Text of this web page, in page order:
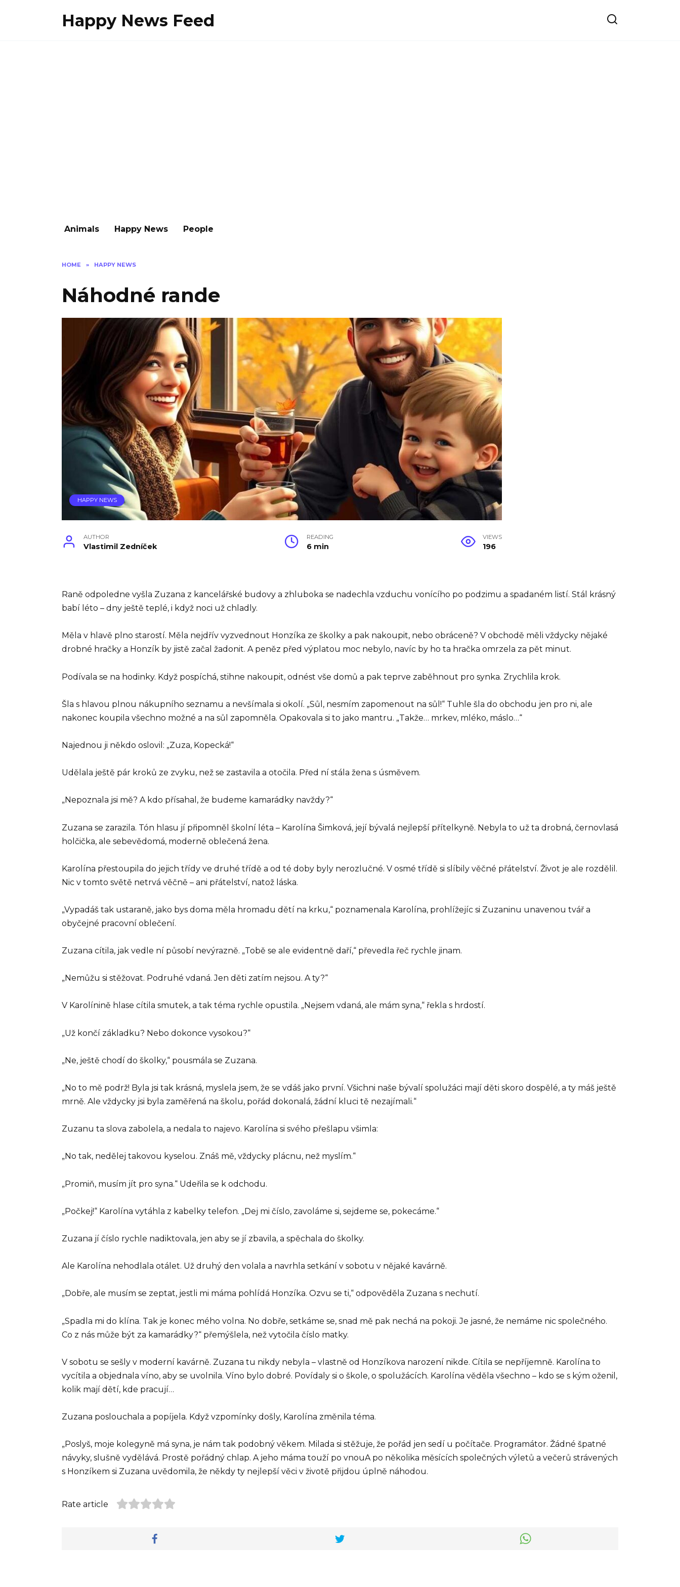
Happy News Feed
Animals Happy News People
HOME » HAPPY NEWS
Náhodné rande
HAPPY NEWS
AUTHOR
Vlastimil Zedníček
READING
6 min
VIEWS
196
Raně odpoledne vyšla Zuzana z kancelářské budovy a zhluboka se nadechla vzduchu vonícího po podzimu a spadaném listí. Stál krásný
babí léto – dny ještě teplé, i když noci už chladly.
Měla v hlavě plno starostí. Měla nejdřív vyzvednout Honzíka ze školky a pak nakoupit, nebo obráceně? V obchodě měli vždycky nějaké
drobné hračky a Honzík by jistě začal žadonit. A peněz před výplatou moc nebylo, navíc by ho ta hračka omrzela za pět minut.
Podívala se na hodinky. Když pospíchá, stihne nakoupit, odnést vše domů a pak teprve zaběhnout pro synka. Zrychlila krok.
Šla s hlavou plnou nákupního seznamu a nevšímala si okolí. „Sůl, nesmím zapomenout na sůl!“ Tuhle šla do obchodu jen pro ni, ale
nakonec koupila všechno možné a na sůl zapomněla. Opakovala si to jako mantru. „Takže… mrkev, mléko, máslo…“
Najednou ji někdo oslovil: „Zuza, Kopecká!“
Udělala ještě pár kroků ze zvyku, než se zastavila a otočila. Před ní stála žena s úsměvem.
„Nepoznala jsi mě? A kdo přísahal, že budeme kamarádky navždy?“
Zuzana se zarazila. Tón hlasu jí připomněl školní léta – Karolína Šimková, její bývalá nejlepší přítelkyně. Nebyla to už ta drobná, černovlasá
holčička, ale sebevědomá, moderně oblečená žena.
Karolína přestoupila do jejich třídy ve druhé třídě a od té doby byly nerozlučné. V osmé třídě si slíbily věčné přátelství. Život je ale rozdělil.
Nic v tomto světě netrvá věčně – ani přátelství, natož láska.
„Vypadáš tak ustaraně, jako bys doma měla hromadu dětí na krku,“ poznamenala Karolína, prohlížejíc si Zuzaninu unavenou tvář a
obyčejné pracovní oblečení.
Zuzana cítila, jak vedle ní působí nevýrazně. „Tobě se ale evidentně daří,“ převedla řeč rychle jinam.
„Nemůžu si stěžovat. Podruhé vdaná. Jen děti zatím nejsou. A ty?“
V Karolínině hlase cítila smutek, a tak téma rychle opustila. „Nejsem vdaná, ale mám syna,“ řekla s hrdostí.
„Už končí základku? Nebo dokonce vysokou?“
„Ne, ještě chodí do školky,“ pousmála se Zuzana.
„No to mě podrž! Byla jsi tak krásná, myslela jsem, že se vdáš jako první. Všichni naše bývalí spolužáci mají děti skoro dospělé, a ty máš ještě
mrně. Ale vždycky jsi byla zaměřená na školu, pořád dokonalá, žádní kluci tě nezajímali.“
Zuzanu ta slova zabolela, a nedala to najevo. Karolína si svého přešlapu všimla:
„No tak, nedělej takovou kyselou. Znáš mě, vždycky plácnu, než myslím.“
„Promiň, musím jít pro syna.“ Udeřila se k odchodu.
„Počkej!“ Karolína vytáhla z kabelky telefon. „Dej mi číslo, zavoláme si, sejdeme se, pokecáme.“
Zuzana jí číslo rychle nadiktovala, jen aby se jí zbavila, a spěchala do školky.
Ale Karolína nehodlala otálet. Už druhý den volala a navrhla setkání v sobotu v nějaké kavárně.
„Dobře, ale musím se zeptat, jestli mi máma pohlídá Honzíka. Ozvu se ti,“ odpověděla Zuzana s nechutí.
„Spadla mi do klína. Tak je konec mého volna. No dobře, setkáme se, snad mě pak nechá na pokoji. Je jasné, že nemáme nic společného.
Co z nás může být za kamarádky?“ přemýšlela, než vytočila číslo matky.
V sobotu se sešly v moderní kavárně. Zuzana tu nikdy nebyla – vlastně od Honzíkova narození nikde. Cítila se nepříjemně. Karolína to
vycítila a objednala víno, aby se uvolnila. Víno bylo dobré. Povídaly si o škole, o spolužácích. Karolína věděla všechno – kdo se s kým oženil,
kolik mají dětí, kde pracují…
Zuzana poslouchala a popíjela. Když vzpomínky došly, Karolína změnila téma.
„Poslyš, moje kolegyně má syna, je nám tak podobný věkem. Milada si stěžuje, že pořád jen sedí u počítače. Programátor. Žádné špatné
návyky, slušně vydělává. Prostě pořádný chlap. A jeho máma touží po vnouA po několika měsících společných výletů a večerů strávených
s Honzíkem si Zuzana uvědomila, že někdy ty nejlepší věci v životě přijdou úplně náhodou.
Rate article